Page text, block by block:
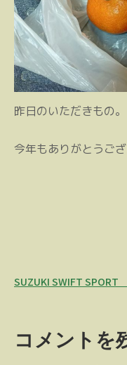
昨日のいただきもの。
今年もありがとうござ
投
ビ
SUZUKI SWIFT
コメントを